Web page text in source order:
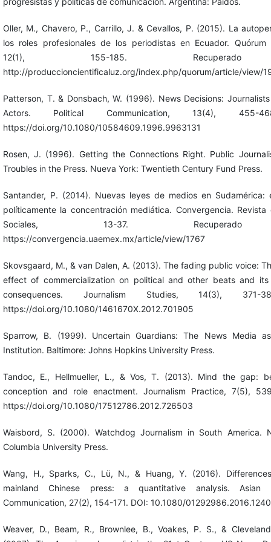
Oller, M., Chavero, P., Carrillo, J. & Cevallos, P. (2015). La
los roles profesionales de los periodistas en Ecuador. Quórum
12(1), 155-185.
http://produccioncientificaluz.org/index.php/quorum/article/view/
Patterson, T. & Donsbach, W. (1996). News Decisions:
Actors. Political Communication, 13(4), 455-
https://doi.org/10.1080/10584609.1996.9963131
Rosen, J. (1996). Getting the Connections Right. Public
Troubles in the Press. Nueva York: Twentieth Century Fund Press.
Santander, P. (2014). Nuevas leyes de medios en Sudamérica:
políticamente la concentración mediática. Convergencia. Revista
Sociales, 13-37.
https://convergencia.uaemex.mx/article/view/1767
Skovsgaard, M., & van Dalen, A. (2013). The fading public voice:
effect of commercialization on political and other beats and its
consequences. Journalism Studies, 14(3), 371-
https://doi.org/10.1080/1461670X.2012.701905
Sparrow, B. (1999). Uncertain Guardians: The News Media
Institution. Baltimore: Johns Hopkins University Press.
Tandoc, E., Hellmueller, L., & Vos, T. (2013). Mind the gap:
conception and role enactment. Journalism Practice, 7(5),
https://doi.org/10.1080/17512786.2012.726503
Waisbord, S. (2000). Watchdog Journalism in South America.
Columbia University Press.
Wang, H., Sparks, C., Lü, N., & Huang, Y. (2016).
mainland Chinese press: a quantitative analysis. Asian
Communication, 27(2), 154-171. DOI: 10.1080/
Weaver, D., Beam, R., Brownlee, B., Voakes, P. S., &